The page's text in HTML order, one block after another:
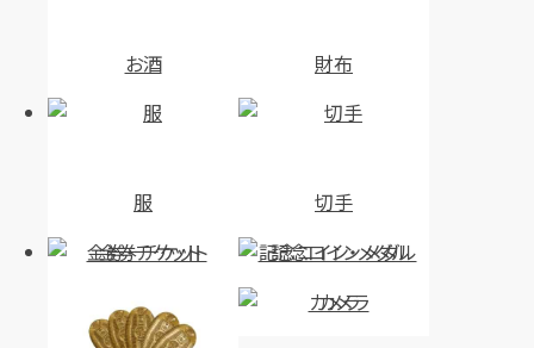
お酒 財布
服
切手
金券・チケット
記念コイン・メダル
カメラ